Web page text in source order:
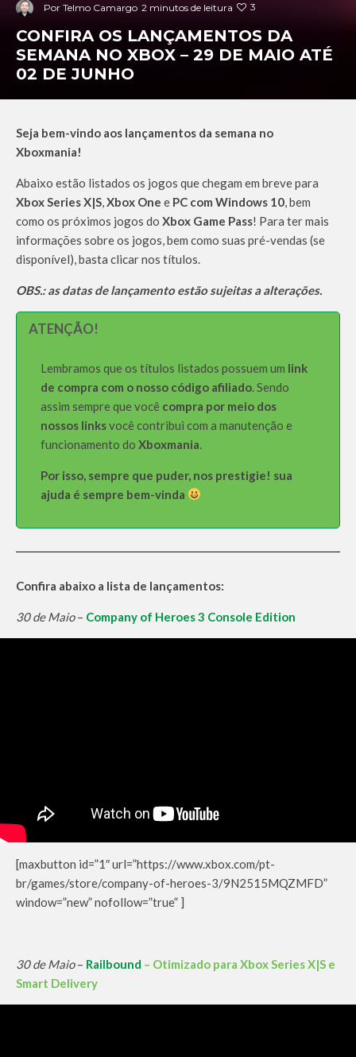
Por Telmo Camargo 2 minutos de leitura 3
CONFIRA OS LANÇAMENTOS DA
SEMANA NO XBOX – 29 DE MAIO ATÉ
02 DE JUNHO
Seja bem-vindo aos lançamentos da semana no
Xboxmania!
Abaixo estão listados os jogos que chegam em breve para
Xbox Series X|S,Xbox One e PC com Windows 10, bem
como os próximos jogos do Xbox Game Pass! Para ter mais
informações sobre os jogos, bem como suas pré-vendas (se
disponível), basta clicar nos títulos.
OBS.: as datas de lançamento estão sujeitas a alterações.
ATENÇÃO!
Lembramos que os títulos listados possuem um link
de compra com o nosso código afiliado. Sendo
assim sempre que você compra por meio dos
nossos linksvocê contribui com a manutenção e
funcionamento do Xboxmania.
Por isso, sempre que puder, nos prestigie! sua
ajuda é sempre bem-vinda
Confira abaixo a lista de lançamentos:
30 de Maio– Company of Heroes 3 Console Edition
[maxbutton id=”1″ url=”https://www.xbox.com/pt-
br/games/store/company-of-heroes-3/9N2515MQZMFD”
window=”new” nofollow=”true” ]
30 de Maio– Railbound – Otimizado para Xbox Series X|S e
Smart Delivery